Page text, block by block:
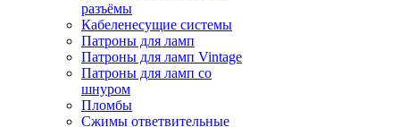
разъёмы
Кабеленесущие системы
Патроны для ламп
Патроны для ламп Vintage
Патроны для ламп со
шнуром
Пломбы
Сжимы ответвительные